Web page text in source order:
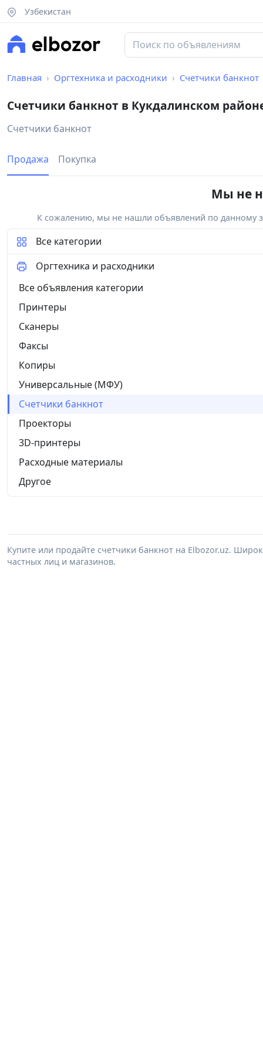
Узбекистан
Главная Оргтехника и расходники Счетчики банкнот
Счетчики банкнот в Кукдалинском
Счетчики банкнот
Продажа Покупка
Мы не
К сожалению, мы не нашли объявлений по данному
Все категории
Оргтехника и расходники
Все объявления категории
Принтеры
Сканеры
Факсы
Копиры
Универсальные (МФУ)
Счетчики банкнот
Проекторы
3D-принтеры
Расходные материалы
Другое
Купите или продайте счетчики банкнот на Elbozor.uz.
частных лиц и магазинов.